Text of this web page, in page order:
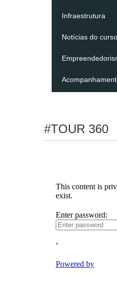
Infraestrutura
Notícias do curso
#TOUR 360